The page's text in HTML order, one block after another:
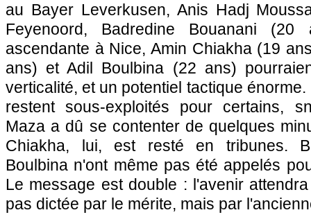
au Bayer Leverkusen, Anis Hadj
Feyenoord, Badredine Bouanani
ascendante à Nice, Amin Chiakha (19
ans) et Adil Boulbina (22 ans)
verticalité, et un potentiel tactique
restent sous-exploités pour certains,
Maza a dû se contenter de quelques
Chiakha, lui, est resté en tribunes.
Boulbina n'ont même pas été appelés
Le message est double : l'avenir
pas dictée par le mérite, mais par